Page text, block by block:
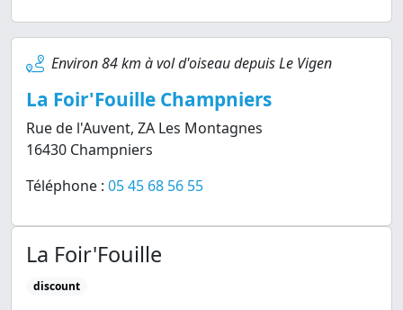
Environ 84 km à vol d'oiseau depuis Le Vigen
La Foir'Fouille Champniers
Rue de l'Auvent, ZA Les Montagnes
16430 Champniers
Téléphone : 05 45 68 56 55
La Foir'Fouille
discount